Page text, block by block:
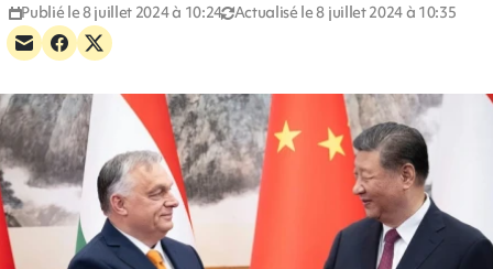
Publié le 8 juillet 2024 à 10:24 Actualisé le 8 juillet 2024 à 10:35